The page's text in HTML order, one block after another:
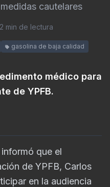
cautelares
2 min de lectura
gasolina de baja calidad
médico para
de YPFB.
que el
de YPFB, Carlos
en la audiencia